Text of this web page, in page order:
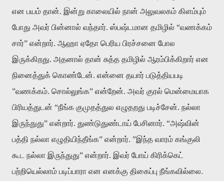
என பயம் தான். இன்று காலையில் நான் அலுவலகம் கிளம்பும்
போது அவர் பின்னால் வந்தார். ஸ்பஷ்டமான தமிழில் “வணக்கம்
சார்” என்றார். ஆஹா ஏதோ பெரிய பிரச்சனை போல
இருக்கிறது. அதனால் தான் சுத்த தமிழில் ஆரம்பிக்கிறார் என
நினைத்துக் கொண்டேன். என்னை தயார் படுத்தியபடி
”வணக்கம். சொல்லுங்க” என்றேன். அவர் குரல் மென்மையாக
பிரியத்துடன் “நீங்க குமுதத்துல எழுதறது படிச்சேன். நல்லா
இருந்துது” என்றார். துண்டுதுண்டாய் பேசினார். “அஷ்வின்
பத்தி நல்லா எழுதியிந்தீங்க” என்றார். ”இந்த வாரம் கங்குலி
கூட நல்லா இருந்துது” என்றார். இவர் போய் கிரிக்கெட்
பற்றியெல்லாம் படிப்பாரா என எனக்கு திகைப்பு நீங்கவில்லை.